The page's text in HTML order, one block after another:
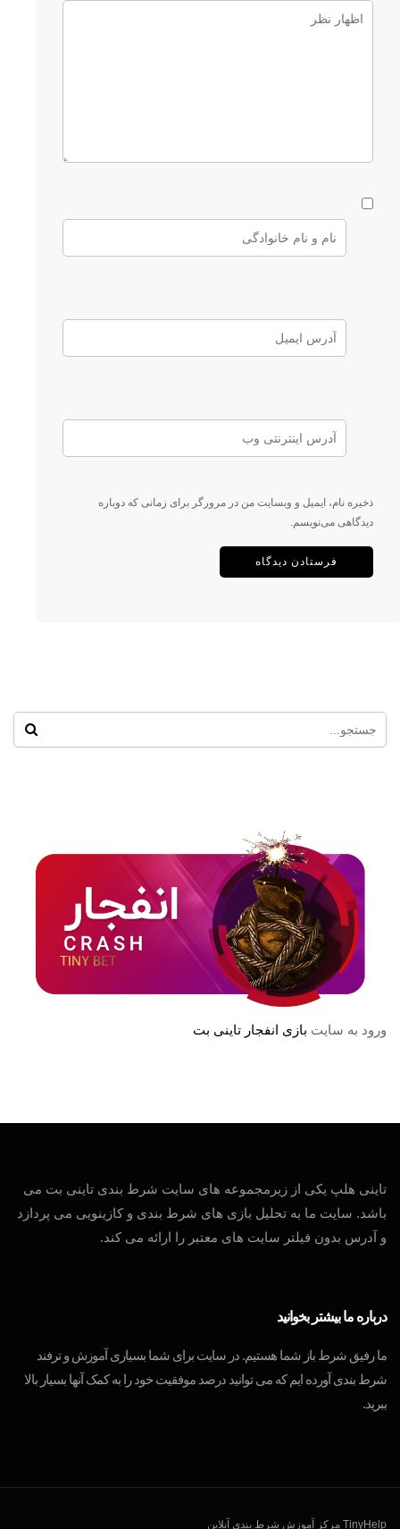
ذخیره نام، ایمیل و وبسایت من در مرورگر برای زمانی که دوباره
دیدگاهی می‌نویسم.
ورود به سایت بازی انفجار تاینی بت
تاینی هلپ یکی از زیرمجموعه های سایت شرط بندی تاینی بت می
باشد. سایت ما به تحلیل بازی های شرط بندی و کازینویی می پردازد
و آدرس بدون فیلتر سایت های معتبر را ارائه می کند.
درباره ما بیشتر بخوانید
ما رفیق شرط باز شما هستیم. در سایت برای شما بسیاری آموزش و ترفند
شرط بندی آورده ایم که می توانید درصد موفقیت خود را به کمک آنها بسیار بالا
ببرید.
TinyHelp مرکز آموزش شرط بندی آنلاین